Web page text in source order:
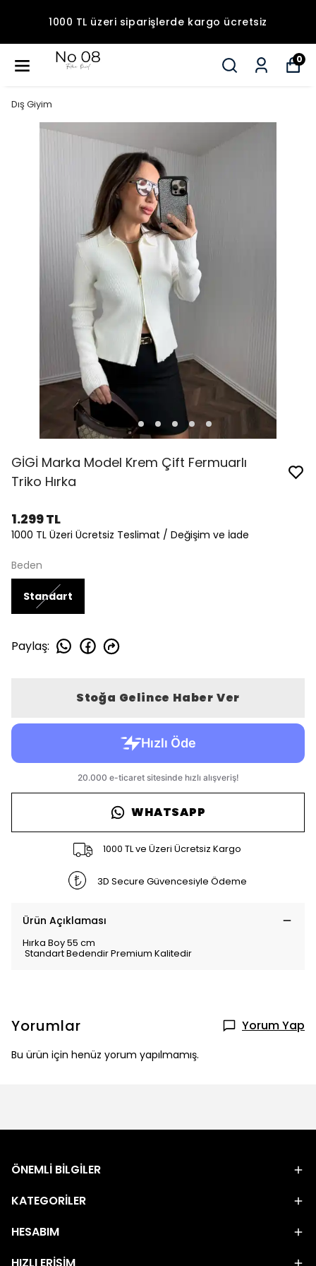
1000 TL üzeri siparişlerde kargo ücretsiz
0
Dış Giyim
GİGİ Marka Model Krem Çift Fermuarlı
Triko Hırka
1.299 TL
1000 TL Üzeri Ücretsiz Teslimat / Değişim ve İade
Beden
Standart
Paylaş:
Stoğa Gelince Haber Ver
WHATSAPP
1000 TL ve Üzeri Ücretsiz Kargo
3D Secure Güvencesiyle Ödeme
Ürün Açıklaması
Hırka Boy 55 cm
Standart Bedendir Premium Kalitedir
Yorumlar Yorum Yap
Bu ürün için henüz yorum yapılmamış.
ÖNEMLİ BİLGİLER
KATEGORİLER
HESABIM